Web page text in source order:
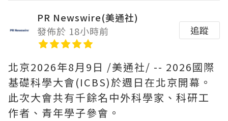
PR Newswire(美通社)
發佈於 18小時前
追蹤
北京2026年8月9日 /美通社/ -- 2026國際
基礎科學大會(ICBS)於週日在北京開幕。
此次大會共有千餘名中外科學家、科研工
作者、青年學子參會。